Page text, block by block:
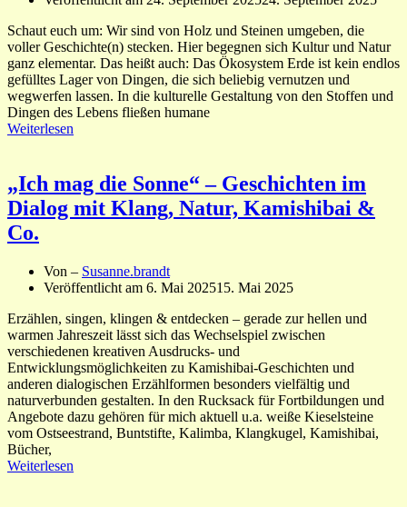
Schaut euch um: Wir sind von Holz und Steinen umgeben, die
voller Geschichte(n) stecken. Hier begegnen sich Kultur und Natur
ganz elementar. Das heißt auch: Das Ökosystem Erde ist kein endlos
gefülltes Lager von Dingen, die sich beliebig vernutzen und
wegwerfen lassen. In die kulturelle Gestaltung von den Stoffen und
Dingen des Lebens fließen humane
Weiterlesen
„Ich mag die Sonne“ – Geschichten im
Dialog mit Klang, Natur, Kamishibai &
Co.
Von – Susanne.brandt
Veröffentlicht am 6. Mai 202515. Mai 2025
Erzählen, singen, klingen & entdecken – gerade zur hellen und
warmen Jahreszeit lässt sich das Wechselspiel zwischen
verschiedenen kreativen Ausdrucks- und
Entwicklungsmöglichkeiten zu Kamishibai-Geschichten und
anderen dialogischen Erzählformen besonders vielfältig und
naturverbunden gestalten. In den Rucksack für Fortbildungen und
Angebote dazu gehören für mich aktuell u.a. weiße Kieselsteine
vom Ostseestrand, Buntstifte, Kalimba, Klangkugel, Kamishibai,
Bücher,
Weiterlesen